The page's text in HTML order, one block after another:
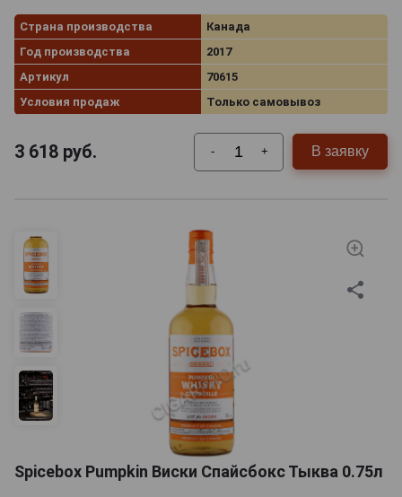
напиток в
Канаде готовят
уже более двух
то, возможно,
скажет: «Для такой благородной выпивки, как вино,
жителя Страны кленового листа являются чем-то
родным, близким, они очень любят и готовы
употреблять их практически в любых количествах (в
пределах разумного, конечно).
Канадское виноделие зародилось в провинции
Онтарио — в этом живописном уголке страны
располагается ни много ни мало 8000 гектаров
лучших виноградников. Но нельзя сказать, что
остальные земли Канады в этом отношении остались
«не у дел»: виноградарство и виноделие процветают
и на территориях Квебека, Новой Шотландии и
Страна производства
Канада
Год производства
2017
Артикул
70615
Условия продаж
Только самовывоз
3 618 руб. - + В заявку
Spicebox Pumpkin Виски Спайсбокс Тыква 0.75л